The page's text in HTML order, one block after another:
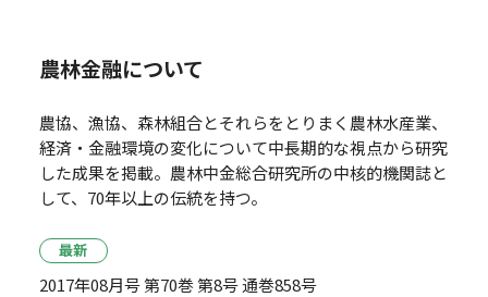
農林金融について
農協、漁協、森林組合とそれらをとりまく農林水産業、
経済・金融環境の変化について中長期的な視点から研究
した成果を掲載。 農林中金総合研究所の中核的機関誌と
して、70年以上の伝統を持つ。
最新
2017年08月号 第70巻 第8号 通巻858号